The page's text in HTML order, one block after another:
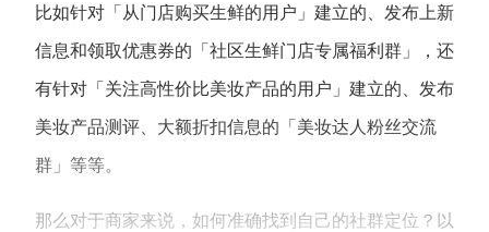
增长俱乐部
商家社区 社群交流
合作共进
入驻有赞 认证代理商
比如针对「从门店购买生鲜的用户」建立的、发布上新
信息和领取优惠券的「社区生鲜门店专属福利群」，还
有针对「关注高性价比美妆产品的用户」建立的、发布
美妆产品测评、大额折扣信息的「美妆达人粉丝交流
群」等等。
那么对于商家来说，如何准确找到自己的社群定位？以